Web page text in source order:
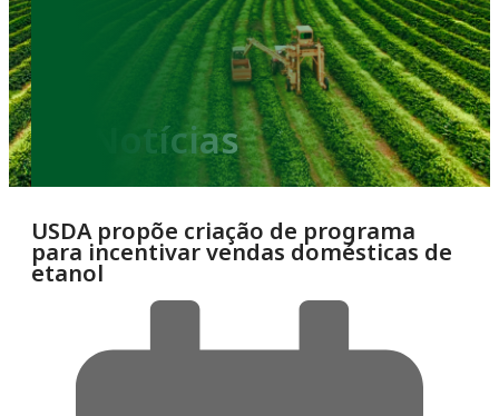
Notícias
USDA propõe criação de programa
para incentivar vendas domésticas de
etanol